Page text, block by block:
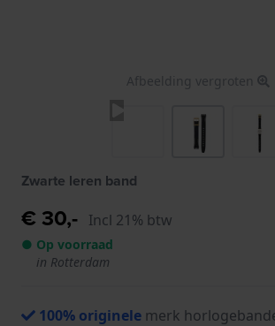
Afbeelding vergroten
Zwarte leren band
€ 30,- Incl 21% btw
● Op voorraad
in Rotterdam
100% originele merk